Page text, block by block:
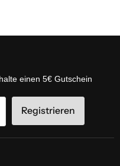
einen 5€ Gutschein
Registrieren